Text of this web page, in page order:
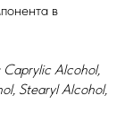
в
Caprylic Alcohol,
Stearyl Alcohol,